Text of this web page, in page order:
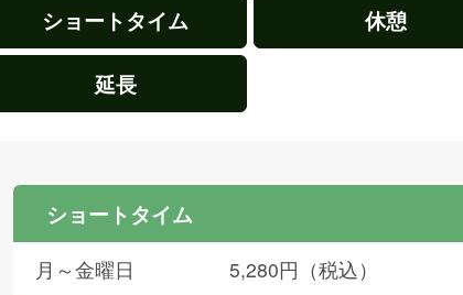
ショートタイム 休憩
延長
ショートタイム
月～金曜日
5,280円（税込）